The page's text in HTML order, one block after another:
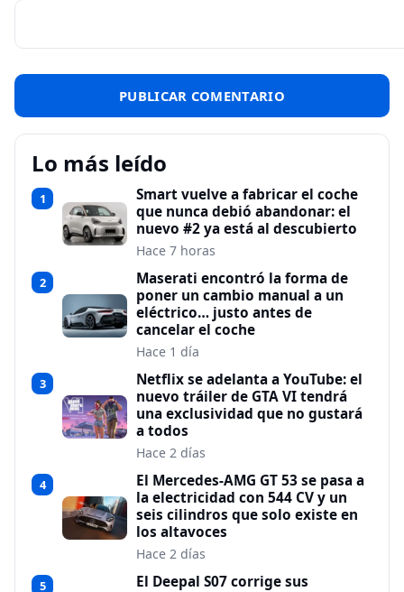
Lo más leído
1
Smart vuelve a fabricar el coche
que nunca debió abandonar: el
nuevo #2 ya está al descubierto
Hace 7 horas
2
Maserati encontró la forma de
poner un cambio manual a un
eléctrico… justo antes de
cancelar el coche
Hace 1 día
3
Netflix se adelanta a YouTube: el
nuevo tráiler de GTA VI tendrá
una exclusividad que no gustará
a todos
Hace 2 días
4
El Mercedes-AMG GT 53 se pasa a
la electricidad con 544 CV y un
seis cilindros que solo existe en
los altavoces
Hace 2 días
5
El Deepal S07 corrige sus